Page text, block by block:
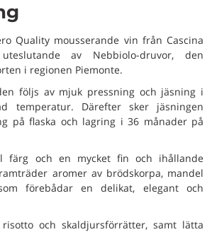
Quality mousserande vin från Cascina
av Nebbiolo-druvor, den
i regionen Piemonte.
följs av mjuk pressning och jäsning i
temperatur. Därefter sker jäsningen
på flaska och lagring i 36 månader på
färg och en mycket fin och ihållande
aromer av brödskorpa, mandel
förebådar en delikat, elegant och
och skaldjursförrätter, samt lätta